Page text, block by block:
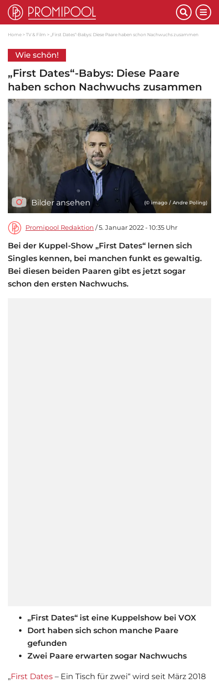
Home TV & Film „First Dates“-Babys: Diese Paare haben schon Nachwuchs zusammen
Wie schön!
„First Dates“-Babys: Diese Paare
haben schon Nachwuchs zusammen
Bilder ansehen (© imago / Andre Poling)
Promipool Redaktion / 5. Januar 2022 - 10:35 Uhr
Bei der Kuppel-Show „First Dates“ lernen sich
Singles kennen, bei manchen funkt es gewaltig.
Bei diesen beiden Paaren gibt es jetzt sogar
schon den ersten Nachwuchs.
„First Dates“ ist eine Kuppelshow bei VOX
Dort haben sich schon manche Paare
gefunden
Zwei Paare erwarten sogar Nachwuchs
„First Dates – Ein Tisch für zwei“ wird seit März 2018